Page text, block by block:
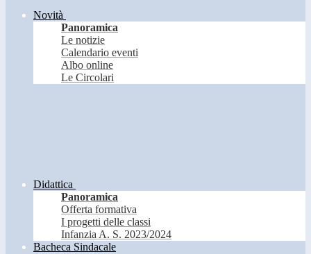
Novità
Panoramica
Le notizie
Calendario eventi
Albo online
Le Circolari
Didattica
Panoramica
Offerta formativa
I progetti delle classi
Infanzia A. S. 2023/2024
Bacheca Sindacale